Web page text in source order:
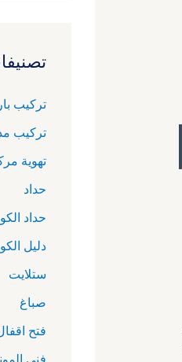
تركيب
تركيب
تهوية
حداد
حداد
دليل
ستلايت
صباغ
فتح